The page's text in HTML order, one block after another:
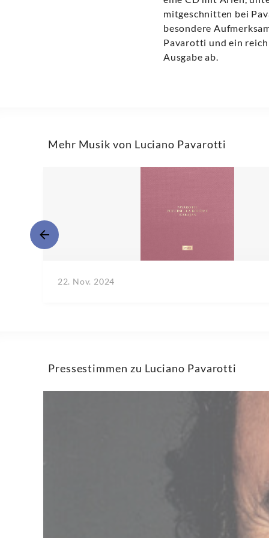
mitgeschnitten bei
besondere
Pavarotti und ein
Ausgabe ab.
Mehr Musik von Luciano Pavarotti
22. Nov. 2024
Pressestimmen zu Luciano Pavarotti